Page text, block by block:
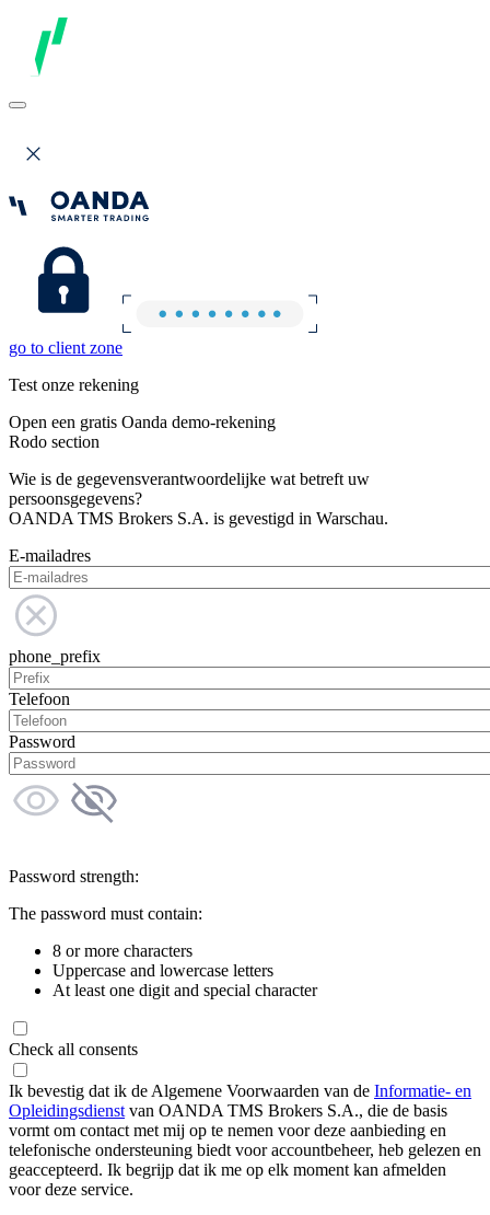
go to client zone
Test onze rekening
Open een gratis Oanda demo-rekening
Rodo section
Wie is de gegevensverantwoordelijke wat betreft uw
persoonsgegevens?
OANDA TMS Brokers S.A. is gevestigd in Warschau.
E-mailadres
phone_prefix
Telefoon
Password
Password strength:
The password must contain:
8 or more characters
Uppercase and lowercase letters
At least one digit and special character
Check all consents
Ik bevestig dat ik de Algemene Voorwaarden van de Informatie- en
Opleidingsdienst van OANDA TMS Brokers S.A., die de basis
vormt om contact met mij op te nemen voor deze aanbieding en
telefonische ondersteuning biedt voor accountbeheer, heb gelezen en
geaccepteerd. Ik begrijp dat ik me op elk moment kan afmelden
voor deze service.